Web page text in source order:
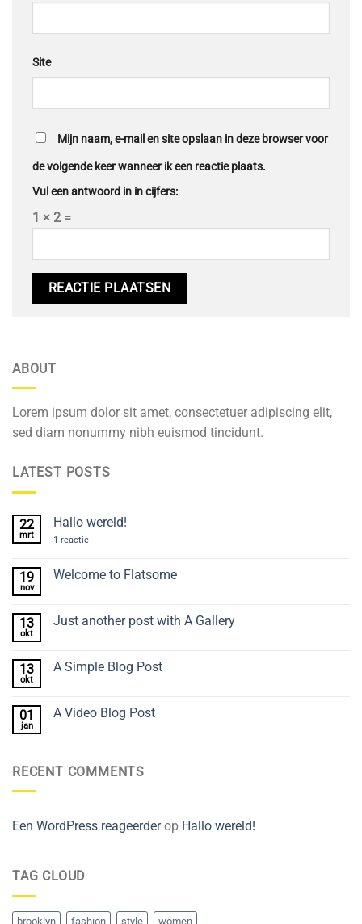
Site
Mijn naam, e-mail en site opslaan in deze browser voor
de volgende keer wanneer ik een reactie plaats.
Vul een antwoord in in cijfers:
1 × 2 =
ABOUT
Lorem ipsum dolor sit amet, consectetuer adipiscing elit,
sed diam nonummy nibh euismod tincidunt.
LATEST POSTS
22
mrt
Hallo wereld!
1 reactieop
19
nov
Welcome to Flatsome
Welcome
13
okt
Just another post with A Gallery
Just
A
Gallery
13
okt
A Simple Blog Post
A
01
jan
A Video Blog Post
Video
RECENT COMMENTS
Een WordPress reageerderop Hallo wereld!
TAG CLOUD
brooklyn fashion style women